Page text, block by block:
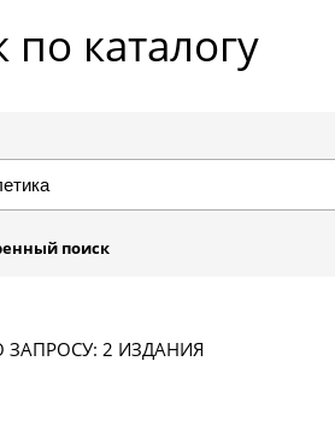
по каталогу
поиск
2 ИЗДАНИЯ